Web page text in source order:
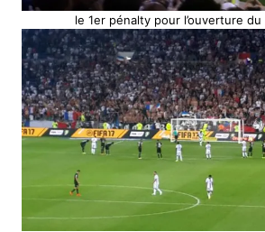
le 1er pénalty pour l’ouverture